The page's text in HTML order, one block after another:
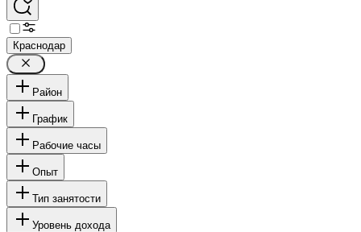
Краснодар
Район
График
Рабочие часы
Опыт
Тип занятости
Уровень дохода